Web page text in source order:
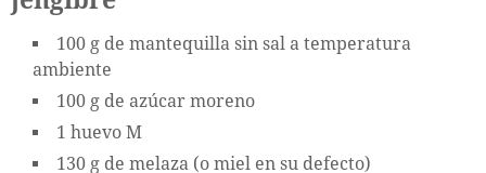
100 g de mantequilla sin sal a temperatura
ambiente
100 g de azúcar moreno
1 huevo M
130 g de melaza (o miel en su defecto)